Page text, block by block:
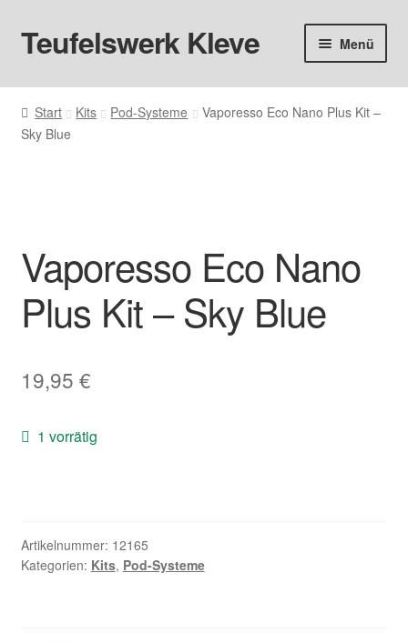
Zur
Navigation
Zum
Inhalt
Teufelswerk Kleve Menü
Startseite
Hardware
Big Puff
Aromen
Basen & Nikotin
Nikotintabelle
Start Kits Pod-Systeme
Vaporesso Eco Nano Plus Kit –
Sky Blue
Vaporesso Eco Nano
Plus Kit – Sky Blue
19,95 €
1 vorrätig
Artikelnummer: 12165
Kategorien: Kits, Pod-Systeme